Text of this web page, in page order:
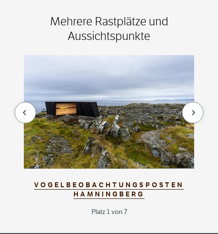
Mehrere Rastplätze und
Aussichtspunkte
null
VOGELBEOBACHTUNGSPOSTEN
HAMNINGBERG
Platz 1 von 7
null